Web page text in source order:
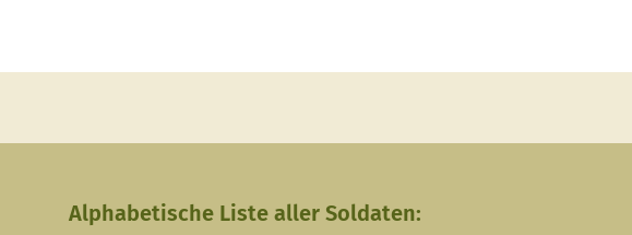
Alphabetische Liste aller Soldaten: